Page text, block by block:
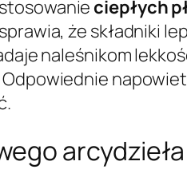
ciepłych
że składniki
naleśnikom
Odpowiednie
arcydzieła